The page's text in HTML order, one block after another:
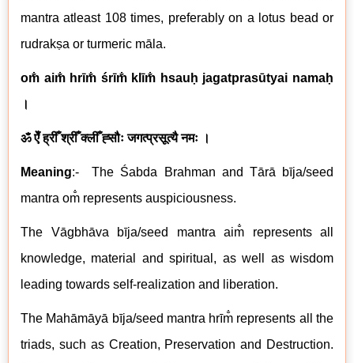
mantra atleast 108 times, preferably on a lotus bead or
rudrakṣa or turmeric māla.
om̐ aim̐ hrīm̐ śrīm̐ klīm̐ hsauḥ jagatprasūtyai namaḥ
।
ॐ ऐँ ह्रीँ श्रीँ क्लीँ ह्सौः जगत्प्रसूत्यै नमः ।
Meaning:- The Śabda Brahman and Tārā bīja/seed
mantra om̐ represents auspiciousness.
The Vāgbhāva bīja/seed mantra aim̐ represents all
knowledge, material and spiritual, as well as wisdom
leading towards self-realization and liberation.
The Mahāmāyā bīja/seed mantra hrīm̐ represents all the
triads, such as Creation, Preservation and Destruction.